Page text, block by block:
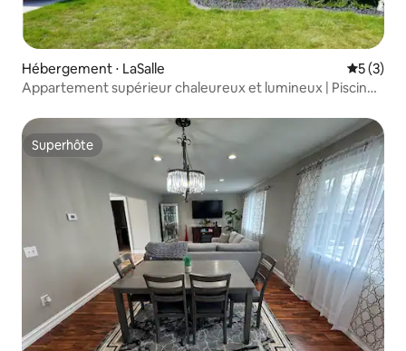
Hébergement ⋅ LaSalle
5 (3)
Appartement supérieur chaleureux et lumineux | Piscine
Superhôte
Superhôte